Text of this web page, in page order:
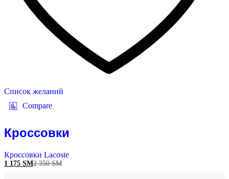
Список желаний
Compare
Кроссовки
Кроссовки Lacoste
1 175 ЅМ2 350ЅМ